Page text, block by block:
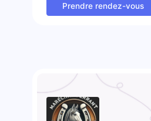
Prendre rendez-vous